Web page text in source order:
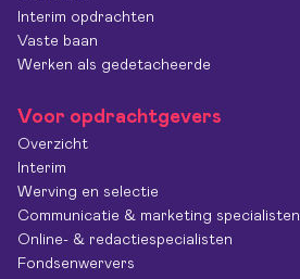
Interim opdrachten
Vaste baan
Werken als gedetacheerde
Voor opdrachtgevers
Overzicht
Interim
Werving en selectie
Communicatie & marketing specialisten
Online- & redactiespecialisten
Fondsenwervers